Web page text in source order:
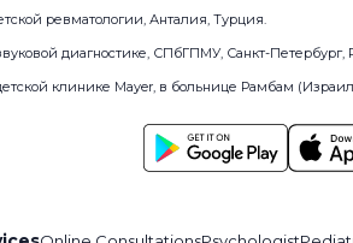
ревматологии, Анталия, Турция.
диагностике, СПбГПМУ, Санкт-Петербург,
клинике Mayer, в больнице Рамбам